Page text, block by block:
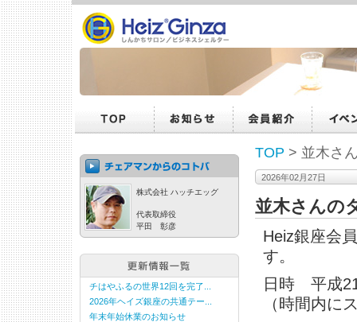
TOP > 並木
2026年02月27日
並木さんの
Heiz銀座会
す。
日時 平成
（時間内に
株式会社 ハッチエッグ
代表取締役
平田 彰彦
チはやふるの世界12回を完了...
2026年ヘイズ銀座の共通テー...
年末年始休業のお知らせ